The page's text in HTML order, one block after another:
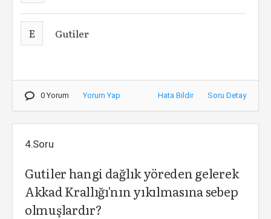
E Gutiler
0 Yorum Yorum Yap Hata Bildir Soru Detay
4.Soru
Gutiler hangi dağlık yöreden gelerek
Akkad Krallığı'nın yıkılmasına sebep
olmuşlardır?